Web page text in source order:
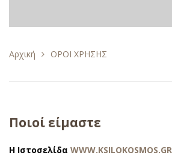
Αρχική ΟΡΟΙ ΧΡΗΣΗΣ
Ποιοί είμαστε
H Ιστοσελίδα WWW.KSILOKOSMOS.GR